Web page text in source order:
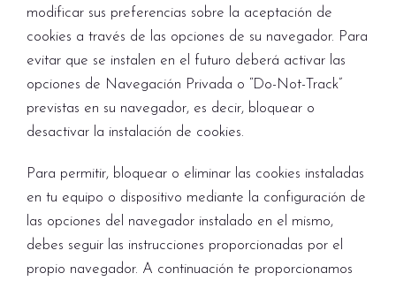
modificar sus preferencias sobre la aceptación de
cookies a través de las opciones de su navegador. Para
evitar que se instalen en el futuro deberá activar las
opciones de Navegación Privada o “Do-Not-Track”
previstas en su navegador, es decir, bloquear o
desactivar la instalación de cookies.
Para permitir, bloquear o eliminar las cookies instaladas
en tu equipo o dispositivo mediante la configuración de
las opciones del navegador instalado en el mismo,
debes seguir las instrucciones proporcionadas por el
propio navegador. A continuación te proporcionamos